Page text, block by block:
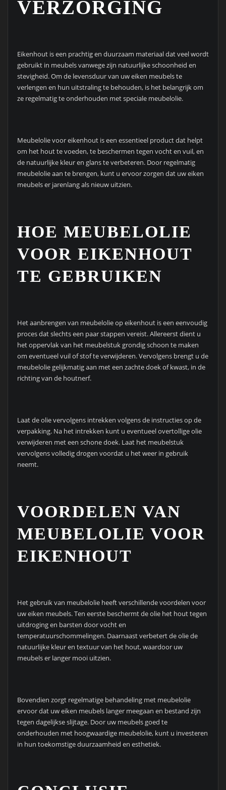
VERZORGING
Eikenhout is een prachtig en duurzaam materiaal dat veel wordt
gebruikt in meubels vanwege zijn natuurlijke schoonheid en
stevigheid. Om de levensduur van uw eiken meubels te
verlengen en hun uitstraling te behouden, is het belangrijk om
ze regelmatig te onderhouden met speciale meubelolie.
Meubelolie voor eikenhout is een essentieel product dat helpt
om het hout te voeden, te beschermen tegen vocht en vuil, en
de natuurlijke kleur en glans te verbeteren. Door regelmatig
meubelolie aan te brengen, kunt u ervoor zorgen dat uw eiken
meubels er jarenlang als nieuw uitzien.
HOE MEUBELOLIE
VOOR EIKENHOUT
TE GEBRUIKEN
Het aanbrengen van meubelolie op eikenhout is een eenvoudig
proces dat slechts een paar stappen vereist. Allereerst dient u
het oppervlak van het meubelstuk grondig schoon te maken
om eventueel vuil of stof te verwijderen. Vervolgens brengt u de
meubelolie gelijkmatig aan met een zachte doek of kwast, in de
richting van de houtnerf.
Laat de olie vervolgens intrekken volgens de instructies op de
verpakking. Na het intrekken kunt u eventueel overtollige olie
verwijderen met een schone doek. Laat het meubelstuk
vervolgens volledig drogen voordat u het weer in gebruik
neemt.
VOORDELEN VAN
MEUBELOLIE VOOR
EIKENHOUT
Het gebruik van meubelolie heeft verschillende voordelen voor
uw eiken meubels. Ten eerste beschermt de olie het hout tegen
uitdroging en barsten door vocht en
temperatuurschommelingen. Daarnaast verbetert de olie de
natuurlijke kleur en textuur van het hout, waardoor uw
meubels er langer mooi uitzien.
Bovendien zorgt regelmatige behandeling met meubelolie
ervoor dat uw eiken meubels langer meegaan en bestand zijn
tegen dagelijkse slijtage. Door uw meubels goed te
onderhouden met hoogwaardige meubelolie, kunt u investeren
in hun toekomstige duurzaamheid en esthetiek.